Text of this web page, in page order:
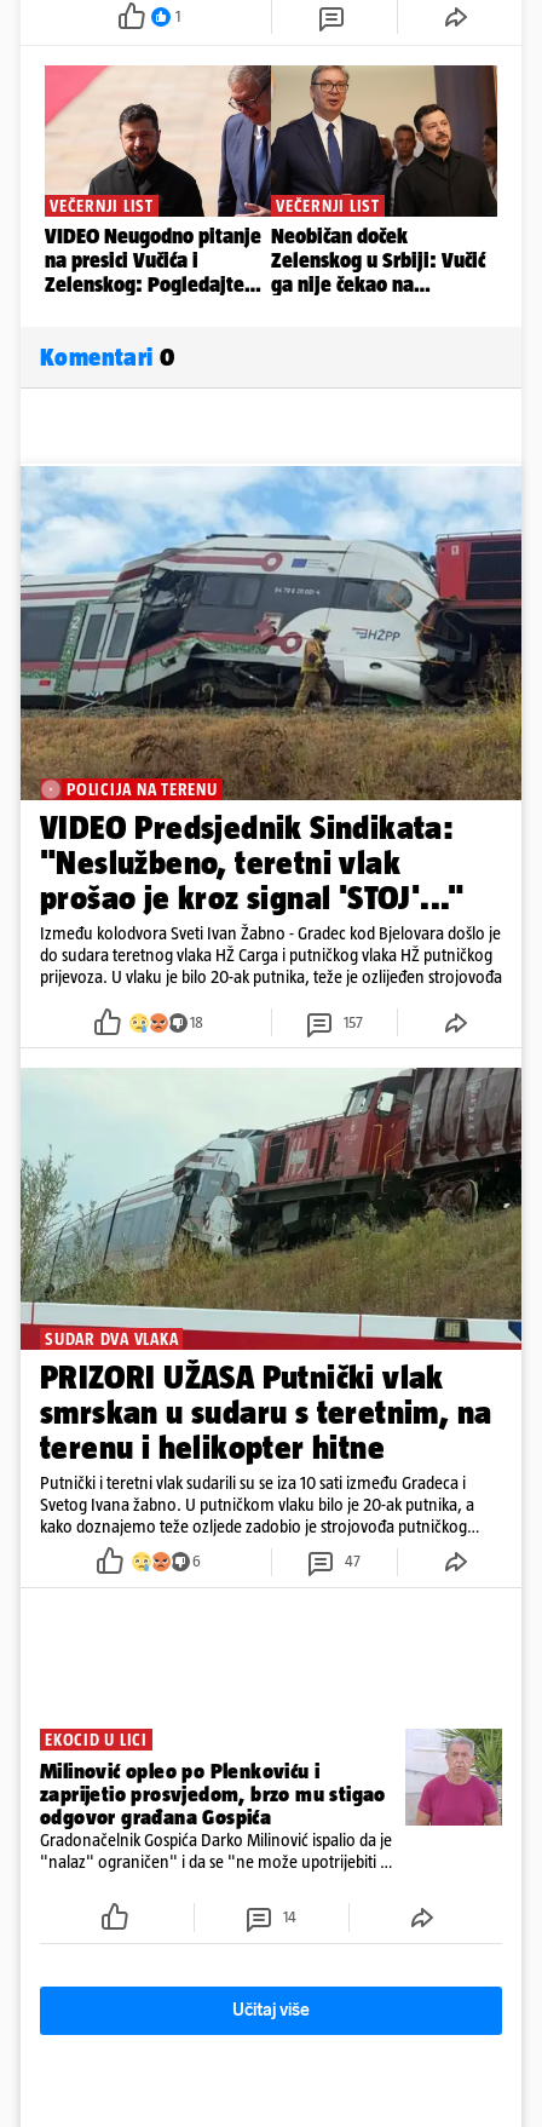
1
Komentari 0
POLICIJA NA TERENU
VIDEO Predsjednik Sindikata:
"Neslužbeno, teretni vlak
prošao je kroz signal 'STOJ'..."
Između kolodvora Sveti Ivan Žabno - Gradec kod Bjelovara došlo je
do sudara teretnog vlaka HŽ Carga i putničkog vlaka HŽ putničkog
prijevoza. U vlaku je bilo 20-ak putnika, teže je ozlijeđen strojovođa
18 157
SUDAR DVA VLAKA
PRIZORI UŽASA Putnički vlak
smrskan u sudaru s teretnim, na
terenu i helikopter hitne
Putnički i teretni vlak sudarili su se iza 10 sati između Gradeca i
Svetog Ivana žabno. U putničkom vlaku bilo je 20-ak putnika, a
kako doznajemo teže ozljede zadobio je strojovođa putničkog
vlaka. Zatvoren je promet, a fotoreporteri Prigorskog objavili su
prve snimke s mjesta sudara
6 47
EKOCID U LICI
Milinović opleo po Plenkoviću i
zaprijetio prosvjedom, brzo mu stigao
odgovor građana Gospića
Gradonačelnik Gospića Darko Milinović ispalio da je
"nalaz" ograničen" i da se "ne može upotrijebiti za
ga je naručio Uskok i da je dio spisa
14
Učitaj više